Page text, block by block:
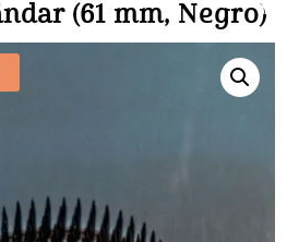
(61 mm, Negro)